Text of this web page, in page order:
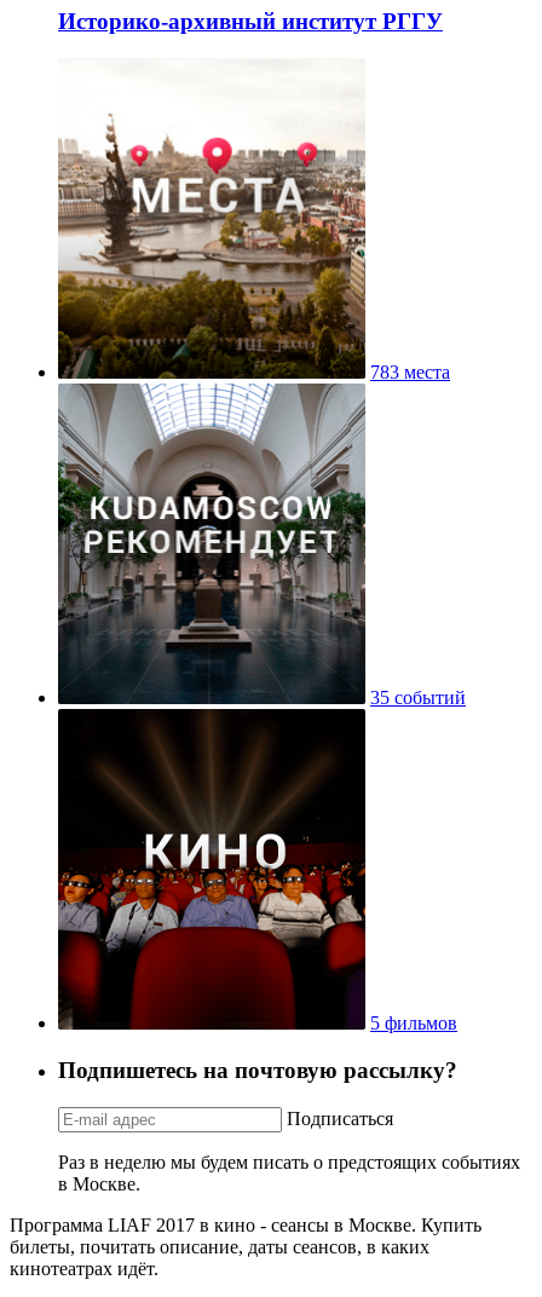
Историко-архивный институт РГГУ
783 места
35 событий
5 фильмов
Подпишетесь на почтовую рассылку?
Подписаться
Раз в неделю мы будем писать о предстоящих событиях
в Москве.
Программа LIAF 2017 в кино - сеансы в Москве. Купить
билеты, почитать описание, даты сеансов, в каких
кинотеатрах идёт.